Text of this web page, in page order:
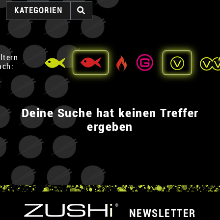
KATEGORIEN
Deine Suche hat keinen Treffer
ergeben
NEWSLETTER